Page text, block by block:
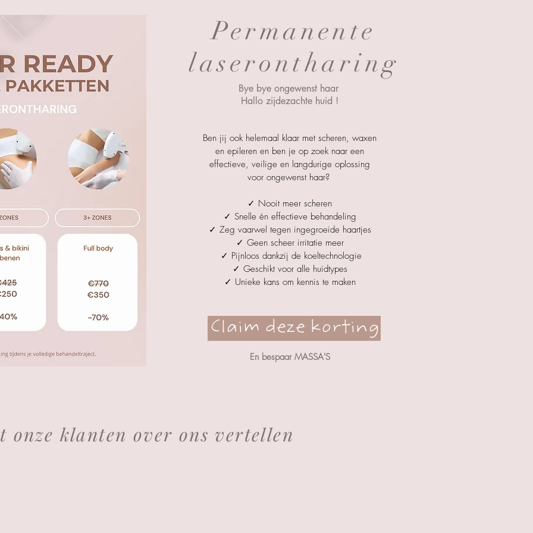
Permanente
laserontharing
Bye bye ongewenst haar
Hallo zijdezachte huid !
Ben jij ook helemaal klaar met scheren, waxen
en epileren en ben je op zoek naar een
effectieve, veilige en langdurige oplossing
voor ongewenst haar?
✓ Nooit meer scheren
✓ Snelle én effectieve behandeling
✓ Zeg vaarwel tegen ingegroeide haartjes
✓ Geen scheer irritatie meer
✓ Pijnloos dankzij de koeltechnologie
✓ Geschikt voor alle huidtypes
✓ Unieke kans om kennis te maken
Claim deze korting
En bespaar MASSA'S
onze klanten over ons vertellen